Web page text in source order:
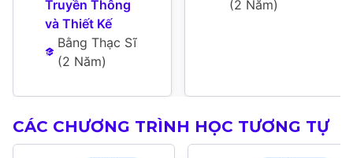
Truyền Thông
và Thiết Kế
Bằng Thạc Sĩ
(2 Năm)
(2 Năm)
CÁC CHƯƠNG TRÌNH HỌC TƯƠNG TỰ